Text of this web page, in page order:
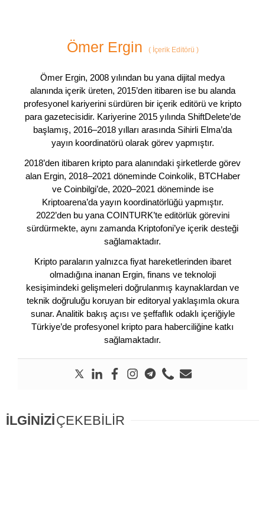
Ömer Ergin (İçerik Editörü )
Ömer Ergin, 2008 yılından bu yana dijital medya
alanında içerik üreten, 2015’den itibaren ise bu alanda
profesyonel kariyerini sürdüren bir içerik editörü ve kripto
para gazetecisidir. Kariyerine 2015 yılında ShiftDelete’de
başlamış, 2016–2018 yılları arasında Sihirli Elma’da
yayın koordinatörü olarak görev yapmıştır.
2018’den itibaren kripto para alanındaki şirketlerde görev
alan Ergin, 2018–2021 döneminde Coinkolik, BTCHaber
ve Coinbilgi’de, 2020–2021 döneminde ise
Kriptoarena’da yayın koordinatörlüğü yapmıştır.
2022’den bu yana COINTURK’te editörlük görevini
sürdürmekte, aynı zamanda Kriptofoni’ye içerik desteği
sağlamaktadır.
Kripto paraların yalnızca fiyat hareketlerinden ibaret
olmadığına inanan Ergin, finans ve teknoloji
kesişimindeki gelişmeleri doğrulanmış kaynaklardan ve
teknik doğruluğu koruyan bir editoryal yaklaşımla okura
sunar. Analitik bakış açısı ve şeffaflık odaklı içeriğiyle
Türkiye’de profesyonel kripto para haberciliğine katkı
sağlamaktadır.
İLGİNİZİÇEKEBİLİR